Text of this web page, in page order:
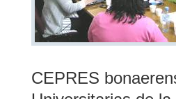
CEPRES